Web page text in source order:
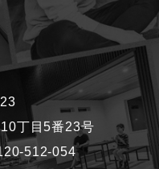
丁目5番23号
512-054